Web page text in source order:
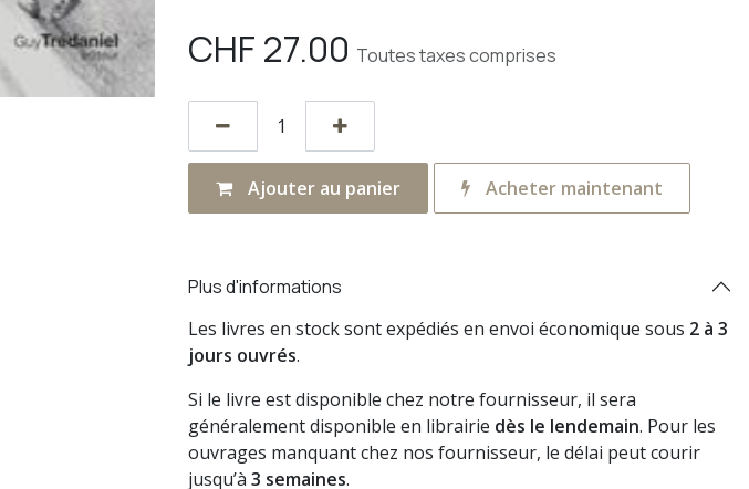
CHF 27.00 Toutes taxes comprises
Ajouter au panier Acheter maintenant
Plus d'informations
Les livres en stock sont expédiés en envoi économique sous 2 à 3
jours ouvrés.
Si le livre est disponible chez notre fournisseur, il sera
généralement disponible en librairie dès le lendemain. Pour les
ouvrages manquant chez nos fournisseur, le délai peut courir
jusqu’à 3 semaines.